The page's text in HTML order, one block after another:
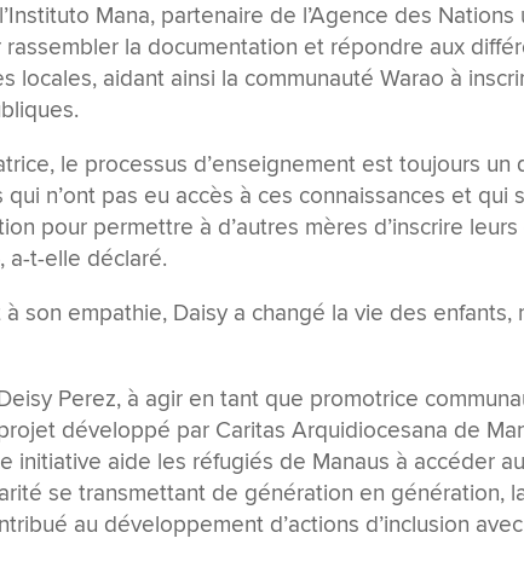
Mana, partenaire de l’Agence des Nations
rassembler la documentation et répondre aux
locales, aidant ainsi la communauté Warao à
le processus d’enseignement est toujours un
n’ont pas eu accès à ces connaissances et qui
pour permettre à d’autres mères d’inscrire
a-t-elle déclaré.
son empathie, Daisy a changé la vie des enfants,
Perez, à agir en tant que promotrice
développé par Caritas Arquidiocesana de
initiative aide les réfugiés de Manaus à accéder
se transmettant de génération en génération,
au développement d’actions d’inclusion